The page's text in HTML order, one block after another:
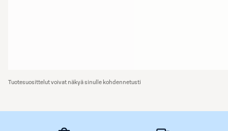
Tuotesuosittelut voivat näkyä sinulle kohdennetusti